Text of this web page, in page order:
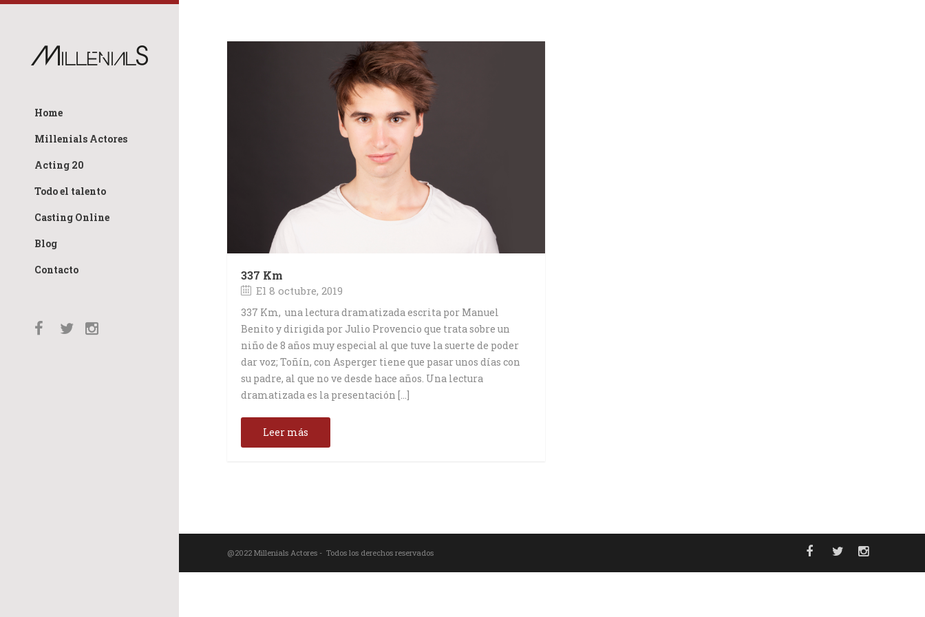
Home
Millenials Actores
Acting 20
Todo el talento
Casting Online
Blog
Contacto
337 Km
El 8 octubre, 2019
337 Km, una lectura dramatizada escrita por Manuel
Benito y dirigida por Julio Provencio que trata sobre un
niño de 8 años muy especial al que tuve la suerte de poder
dar voz; Toñín, con Asperger tiene que pasar unos días con
su padre, al que no ve desde hace años. Una lectura
dramatizada es la presentación […]
Leer más
@2022 Millenials Actores - Todos los derechos reservados